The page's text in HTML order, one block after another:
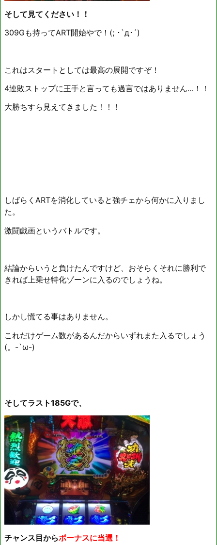
そして見てください！！
309Gも持ってART開始やで！(; ･`д･´)
これはスタートとしては最高の展開ですぞ！
4連敗ストップに王手と言っても過言ではありません…！！
大勝ちすら見えてきました！！！
しばらくARTを消化していると強チェから何かに入りまし
た。
激闘戯画というバトルです。
結論からいうと負けたんですけど、おそらくそれに勝利で
きれば上乗せ特化ゾーンに入るのでしょうね。
しかし慌てる事はありません。
これだけゲーム数があるんだからいずれまた入るでしょう
(。-`ω-)
そしてラスト185Gで、
チャンス目からボーナスに当選！